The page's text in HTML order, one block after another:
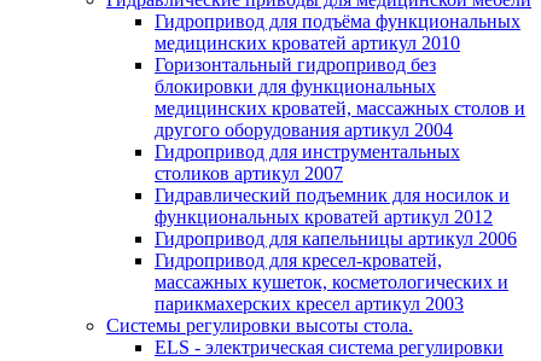
Гидропривод для подъёма функциональных
медицинских кроватей артикул 2010
Горизонтальный гидропривод без
блокировки для функциональных
медицинских кроватей, массажных столов и
другого оборудования артикул 2004
Гидропривод для инструментальных
столиков артикул 2007
Гидравлический подъемник для носилок и
функциональных кроватей артикул 2012
Гидропривод для капельницы артикул 2006
Гидропривод для кресел-кроватей,
массажных кушеток, косметологических и
парикмахерских кресел артикул 2003
Системы регулировки высоты стола.
ELS - электрическая система регулировки